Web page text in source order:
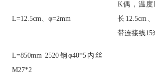
L=12.5cm、φ=2mm
K偶，温度
长12.5cm
带连接线15
L=850mm 2520钢φ40*5内丝
M27*2